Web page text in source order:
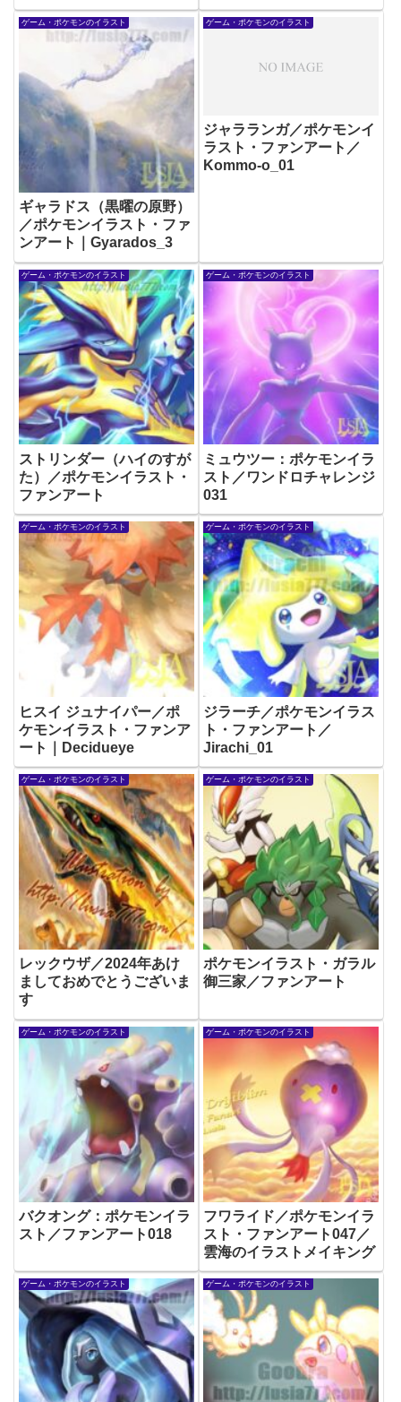
ゲーム・ポケモンのイラスト
ギャラドス（黒曜の原野）
／ポケモンイラスト・ファ
ンアート｜Gyarados_3
ゲーム・ポケモンのイラスト
ジャラランガ／ポケモンイ
ラスト・ファンアート／
Kommo-o_01
ゲーム・ポケモンのイラスト
ストリンダー（ハイのすが
た）／ポケモンイラスト・
ファンアート
ゲーム・ポケモンのイラスト
ミュウツー：ポケモンイラ
スト／ワンドロチャレンジ
031
ゲーム・ポケモンのイラスト
ヒスイ ジュナイパー／ポ
ケモンイラスト・ファンア
ート｜Decidueye
ゲーム・ポケモンのイラスト
ジラーチ／ポケモンイラス
ト・ファンアート／
Jirachi_01
ゲーム・ポケモンのイラスト
レックウザ／2024年あけ
ましておめでとうございま
す
ゲーム・ポケモンのイラスト
ポケモンイラスト・ガラル
御三家／ファンアート
ゲーム・ポケモンのイラスト
バクオング：ポケモンイラ
スト／ファンアート018
ゲーム・ポケモンのイラスト
フワライド／ポケモンイラ
スト・ファンアート047／
雲海のイラストメイキング
ゲーム・ポケモンのイラスト ゲーム・ポケモンのイラスト